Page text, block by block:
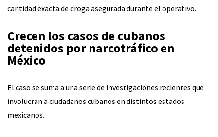
cantidad exacta de droga asegurada durante el operativo.
Crecen los casos de cubanos
detenidos por narcotráfico en
México
El caso se suma a una serie de investigaciones recientes que
involucran a ciudadanos cubanos en distintos estados
mexicanos.